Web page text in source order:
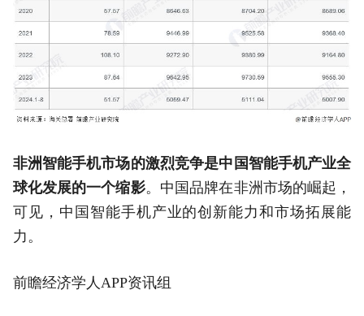
非洲智能手机市场的激烈竞争是中国智能手机产业全
球化发展的一个缩影。中国品牌在非洲市场的崛起，
可见，中国智能手机产业的创新能力和市场拓展能
力。
前瞻经济学人APP资讯组